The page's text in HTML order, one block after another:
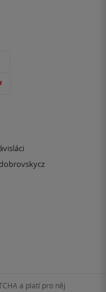
a platí pro něj